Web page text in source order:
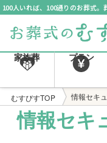
100人いれば、100通りのお葬式。
家族葬 プラン
むすびすTOP 情報セキ
情報セキ